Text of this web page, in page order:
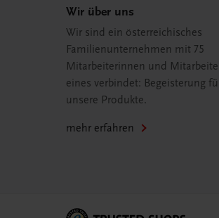
Wir über uns
Wir sind ein österreichisches
Familienunternehmen mit 75
Mitarbeiterinnen und
eines verbindet: Begeisterung
unsere Produkte.
mehr erfahren